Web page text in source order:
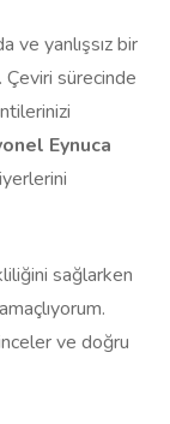
ve yanlışsız bir
sürecinde
Eynuca
sağlarken
ve doğru